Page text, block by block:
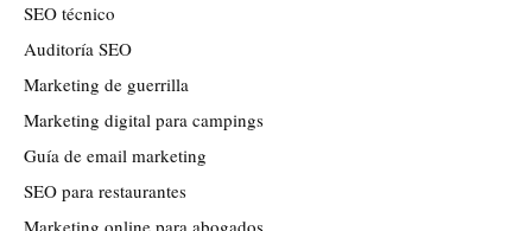
SEO técnico
Auditoría SEO
Marketing de guerrilla
Marketing digital para campings
Guía de email marketing
SEO para restaurantes